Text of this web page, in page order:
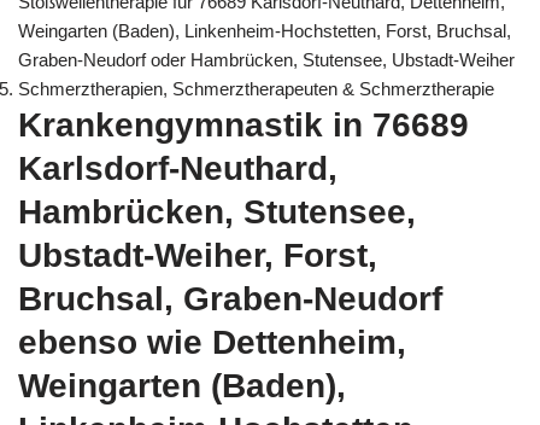
Weingarten (Baden), Linkenheim-Hochstetten, Forst, Bruchsal,
Graben-Neudorf oder Hambrücken, Stutensee, Ubstadt-Weiher
Schmerztherapien, Schmerztherapeuten & Schmerztherapie
Krankengymnastik in 76689
Karlsdorf-Neuthard,
Hambrücken, Stutensee,
Ubstadt-Weiher, Forst,
Bruchsal, Graben-Neudorf
ebenso wie Dettenheim,
Weingarten (Baden),